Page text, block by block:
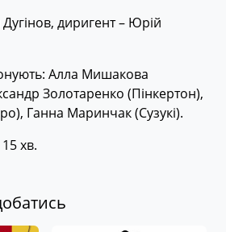
диригент – Юрій
Алла Мишакова
Золотаренко (Пінкертон),
Ганна Маринчак (Сузукі).
хв.